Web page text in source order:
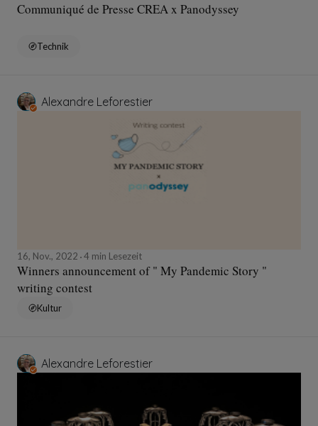
Communiqué de Presse CREA x Panodyssey
Technik
Alexandre Leforestier
16, Nov., 2022 4 min Lesezeit
Winners announcement of " My Pandemic Story "
writing contest
Kultur
Alexandre Leforestier